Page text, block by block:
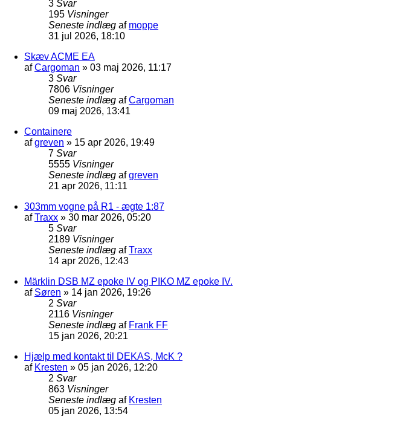
3 Svar
195 Visninger
Seneste indlæg af moppe
31 jul 2026, 18:10
Skæv ACME EA
afCargoman » 03 maj 2026, 11:17
3 Svar
7806 Visninger
Seneste indlæg afCargoman
09 maj 2026, 13:41
Containere
afgreven » 15 apr 2026, 19:49
7 Svar
5555 Visninger
Seneste indlæg afgreven
21 apr 2026, 11:11
303mm vogne på R1 - ægte 1:87
afTraxx » 30 mar 2026, 05:20
5 Svar
2189 Visninger
Seneste indlæg afTraxx
14 apr 2026, 12:43
Märklin DSB MZ epoke IV og PIKO MZ epoke IV.
af Søren » 14 jan 2026, 19:26
2 Svar
2116 Visninger
Seneste indlæg af Frank FF
15 jan 2026, 20:21
Hjælp med kontakt til DEKAS, McK ?
af Kresten » 05 jan 2026, 12:20
2 Svar
863 Visninger
Seneste indlæg af Kresten
05 jan 2026, 13:54